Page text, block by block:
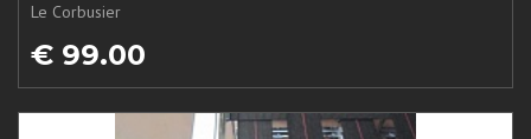
Le Corbusier
€ 99.00